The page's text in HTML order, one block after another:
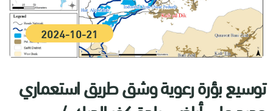
2024-10-21
توسيع بؤرة رعوية وشق طريق استعماري